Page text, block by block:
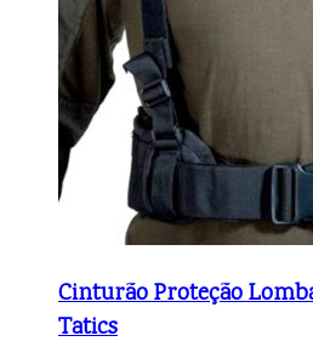
Cinturão Proteção
Tatics